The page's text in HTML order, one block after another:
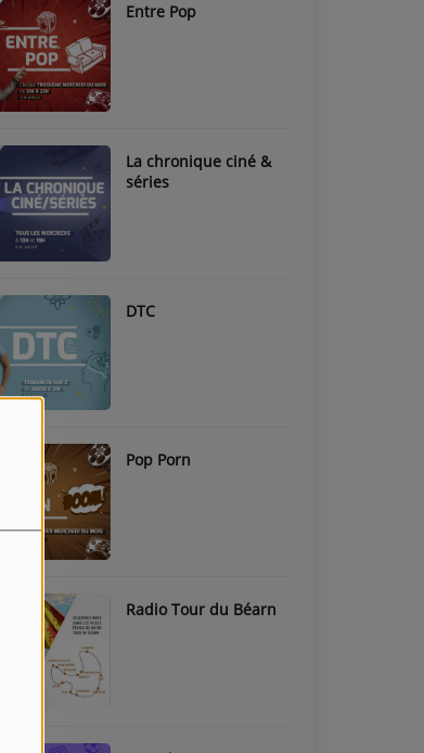
Entre Pop
La chronique ciné &
séries
DTC
Pop Porn
Radio Tour du Béarn